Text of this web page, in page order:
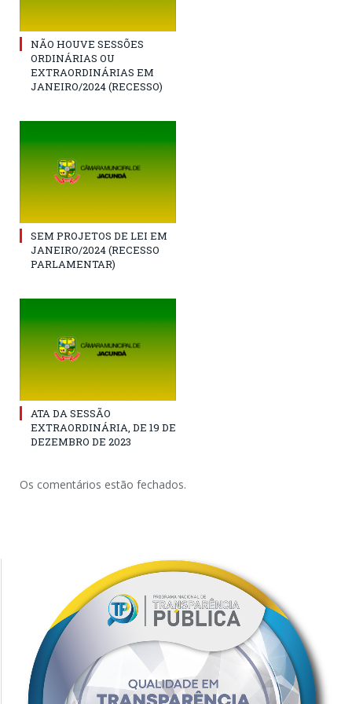
NÃO HOUVE SESSÕES
ORDINÁRIAS OU
EXTRAORDINÁRIAS EM
JANEIRO/2024 (RECESSO)
SEM PROJETOS DE LEI EM
JANEIRO/2024 (RECESSO
PARLAMENTAR)
ATA DA SESSÃO
EXTRAORDINÁRIA, DE 19 DE
DEZEMBRO DE 2023
Os comentários estão fechados.